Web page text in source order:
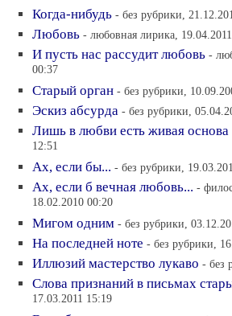
Когда-нибудь - без рубрики,
Любовь - любовная лирика,
И пусть нас рассудит любовь -
00:37
Старый орган - без рубрики,
Эскиз абсурда - без рубрики,
Лишь в любви есть живая основа
12:51
Ах, если бы... - без рубрики,
Ах, если б вечная любовь... -
18.02.2010 00:20
Мигом одним - без рубрики,
На последней ноте - без рубрики,
Иллюзий мастерство лукаво - без
Слова признаний в письмах
17.03.2011 15:19